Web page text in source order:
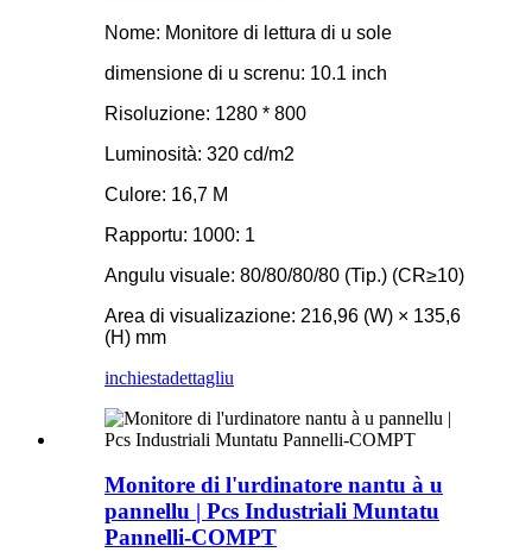
Nome: Monitore di lettura di u sole
dimensione di u screnu: 10.1 inch
Risoluzione: 1280 * 800
Luminosità: 320 cd/m2
Culore: 16,7 M
Rapportu: 1000: 1
Angulu visuale: 80/80/80/80 (Tip.) (CR≥10)
Area di visualizazione: 216,96 (W) × 135,6
(H) mm
inchiestadettagliu
Monitore di l'urdinatore nantu à u
pannellu | Pcs Industriali Muntatu
Pannelli-COMPT